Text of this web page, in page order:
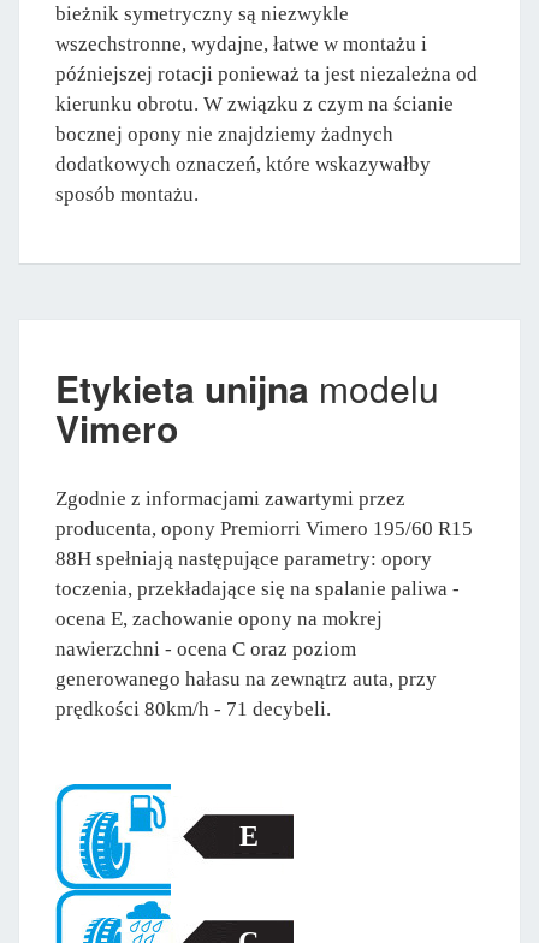
bieżnik symetryczny są niezwykle
wszechstronne, wydajne, łatwe w montażu i
późniejszej rotacji ponieważ ta jest niezależna od
kierunku obrotu. W związku z czym na ścianie
bocznej opony nie znajdziemy żadnych
dodatkowych oznaczeń, które wskazywałby
sposób montażu.
Etykieta unijna modelu
Vimero
Zgodnie z informacjami zawartymi przez
producenta, opony Premiorri Vimero 195/60 R15
88H spełniają następujące parametry: opory
toczenia, przekładające się na spalanie paliwa -
ocena E, zachowanie opony na mokrej
nawierzchni - ocena C oraz poziom
generowanego hałasu na zewnątrz auta, przy
prędkości 80km/h - 71 decybeli.
E